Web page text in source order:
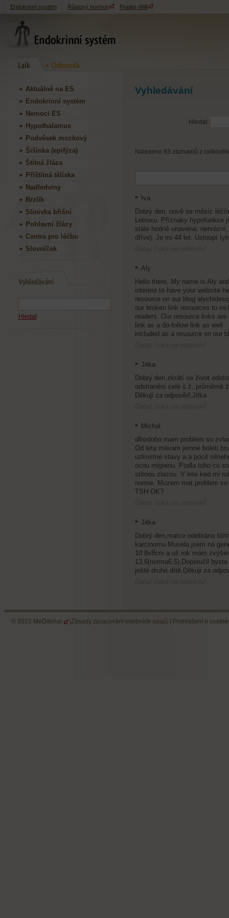
Endokrinní systém Růstový hormon Prader-Willi
Aktuálně na ES
Endokrinní systém
Nemoci ES
Hypothalamus
Podvěsek mozkový
Šišinka (epifýza)
Štítná žláza
Příštítná tělíska
Nadledviny
Brzlík
Slinivka břišní
Pohlavní žlázy
Centra pro léčbu
Slovníček
Hledat
Vyhledávání
Hledat
Nalezeno 93 záznamů z
Iva
Dobrý den, nově se měsíc
Letroxu. Příznaky hypofunkce
stále hodně unavená,
dříve). Je mi 44 let. Ustoupí
Aly
Hello there, My name is Aly
interest to have your website
resource on our blog
our broken link resources to
readers. Our resource links
link as a do-follow link as well
included as a resource on our
Jitka
Dobrý den,zkrátí se život
odstranění celé š.ž. průměrně
Děkuji za odpověď,Jitka
Michal
dlhodobo mam problem so
Od leta mávam jemné boleti
uzkostné stavy a a pocit
ocnu migrenu. Podla toho co
stitnou zlazou. V lete ked mi
norme. Mozem mat problem
TSH OK?
Jitka
Dobrý den,matce odebrána
karcinomu.Musela jsem na
10:8x8cm a už rok mám
13,6(norma6,5).Doporučil
ještě druhé dítě.Děkuji za
© 2022 MeDitorial | Zásady zpracování osobních údajů Prohlášení o